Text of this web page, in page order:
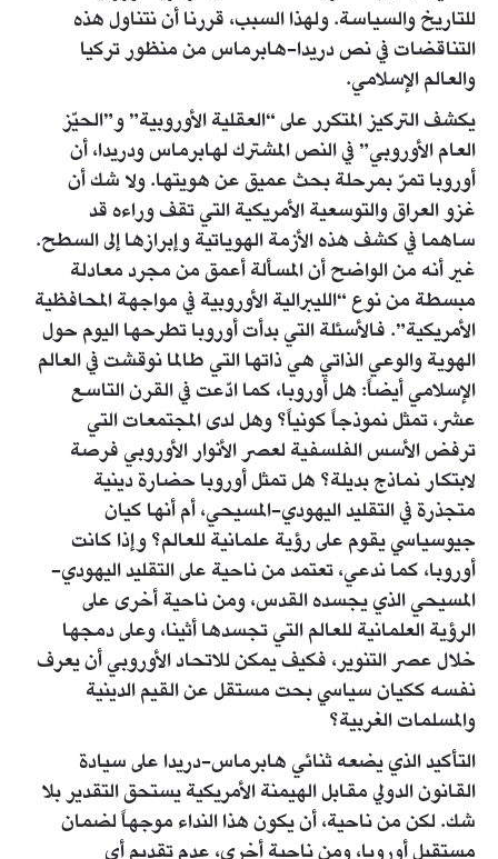
للتاريخ والسياسة. ولهذا السبب، قررنا أن نتناول هذه
التناقضات في نص دريدا-هابرماس من منظور تركيا
والعالم الإسلامي.
يكشف التركيز المتكرر على “العقلية الأوروبية” و”الحيّز
العام الأوروبي” في النص المشترك لهابرماس ودريدا، أن
أوروبا تمرّ بمرحلة بحث عميق عن هويتها. ولا شك أن
غزو العراق والتوسعية الأمريكية التي تقف وراءه قد
ساهما في كشف هذه الأزمة الهوياتية وإبرازها إلى السطح.
غير أنه من الواضح أن المسألة أعمق من مجرد معادلة
مبسطة من نوع “الليبرالية الأوروبية في مواجهة المحافظية
الأمريكية”. فالأسئلة التي بدأت أوروبا تطرحها اليوم حول
الهوية والوعي الذاتي هي ذاتها التي طالما نوقشت في العالم
الإسلامي أيضاً: هل أوروبا، كما ادّعت في القرن التاسع
عشر، تمثل نموذجاً كونياً؟ وهل لدى المجتمعات التي
ترفض الأسس الفلسفية لعصر الأنوار الأوروبي فرصة
لابتكار نماذج بديلة؟ هل تمثل أوروبا حضارة دينية
متجذرة في التقليد اليهودي-المسيحي، أم أنها كيان
جيوسياسي يقوم على رؤية علمانية للعالم؟ وإذا كانت
أوروبا، كما ندعي، تعتمد من ناحية على التقليد اليهودي-
المسيحي الذي يجسده القدس، ومن ناحية أخرى على
الرؤية العلمانية للعالم التي تجسدها أثينا، وعلى دمجها
خلال عصر التنوير، فكيف يمكن للاتحاد الأوروبي أن يعرف
نفسه ككيان سياسي بحت مستقل عن القيم الدينية
والمسلمات الغربية؟
التأكيد الذي يضعه ثنائي هابرماس-دريدا على سيادة
القانون الدولي مقابل الهيمنة الأمريكية يستحق التقدير بلا
شك. لكن من ناحية، أن يكون هذا النداء موجهاً لضمان